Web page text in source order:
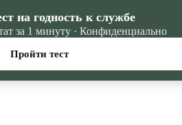
на годность к службе
за 1 минуту · Конфиденциально
Пройти тест